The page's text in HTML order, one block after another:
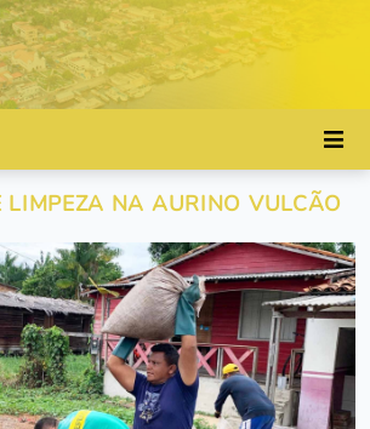
LIMPEZA NA AURINO VULCÃO